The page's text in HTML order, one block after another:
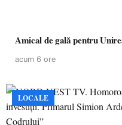
Amical de gală pentru
acum 6 ore
LOCALE